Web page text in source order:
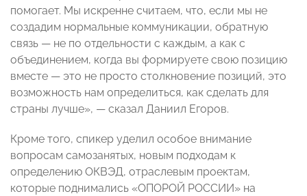
помогает. Мы искренне считаем, что, если мы не
создадим нормальные коммуникации, обратную
связь — не по отдельности с каждым, а как с
объединением, когда вы формируете свою позицию
вместе — это не просто столкновение позиций, это
возможность нам определиться, как сделать для
страны лучше», — сказал Даниил Егоров.
Кроме того, спикер уделил особое внимание
вопросам самозанятых, новым подходам к
определению ОКВЭД, отраслевым проектам,
которые поднимались «ОПОРОЙ РОССИИ» на